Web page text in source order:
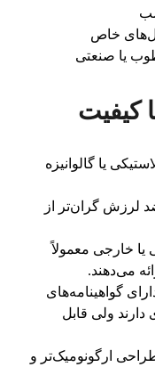
خاص
یا صنعتی
کیفیت
یا گالوانیزه
لرزش گران‌تر از
یا خارجی معمولاً
می‌دهند.
گواهینامه‌های
دارند ولی قابل
ارگونومیک‌تر و